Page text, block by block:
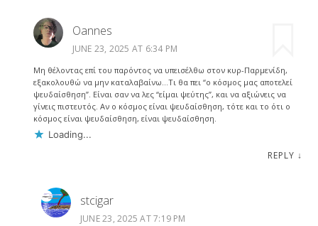
Oannes
JUNE 23, 2025 AT 6:34 PM
Μη θέλοντας επί του παρόντος να υπεισέλθω στον κυρ-Παρμενίδη,
εξακολουθώ να μην καταλαβαίνω…Τι θα πει “ο κόσμος μας αποτελεί
ψευδαίσθηση”. Είναι σαν να λες “είμαι ψεύτης”, και να αξιώνεις να
γίνεις πιστευτός. Αν ο κόσμος είναι ψευδαίσθηση, τότε και το ότι ο
κόσμος είναι ψευδαίσθηση, είναι ψευδαίσθηση.
Loading...
REPLY ↓
stcigar
JUNE 23, 2025 AT 7:19 PM